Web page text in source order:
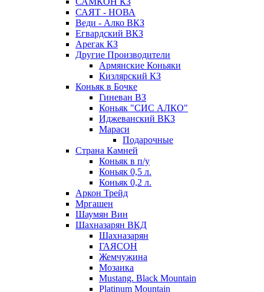
САЯТ - НОВА
Веди - Алко ВКЗ
Егвардский ВКЗ
Арегак КЗ
Другие Производители
Армянские Коньяки
Кизлярский КЗ
Коньяк в Бочке
Гиневан ВЗ
Коньяк "СИС АЛКО"
Иджеванский ВКЗ
Мараси
Подарочные
Страна Камней
Коньяк в п/у
Коньяк 0,5 л.
Коньяк 0,2 л.
Аркон Трейд
Мргашен
Шаумян Вин
Шахназарян ВКД
Шахназарян
ГАЯСОН
Жемчужина
Мозаика
Mustang. Black Mountain
Platinum Mountain